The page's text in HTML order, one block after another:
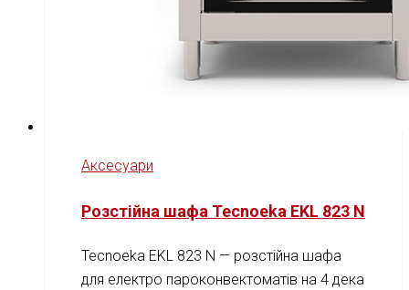
Аксесуари
Розстійна шафа Tecnoeka EKL 823 N
Tecnoeka EKL 823 N — розстійна шафа
для електро пароконвектоматів на 4 дека